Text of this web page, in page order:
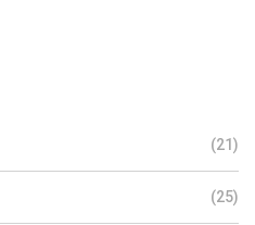
(21)
(25)